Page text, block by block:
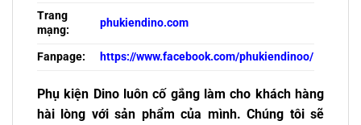
Trang
mạng:
phukiendino.com
Fanpage: https://www.facebook.com/phukiendinoo/
Phụ kiện Dino luôn cố gắng làm cho khách hàng
hài lòng với sản phẩm của mình. Chúng tôi sẽ